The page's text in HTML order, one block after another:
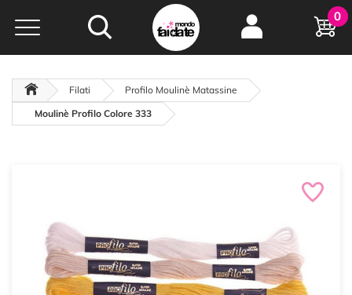
Hobby e
creatività...
oltre 15 anni online
0
Filati
Profilo Moulinè Matassine
Moulinè Profilo Colore 333